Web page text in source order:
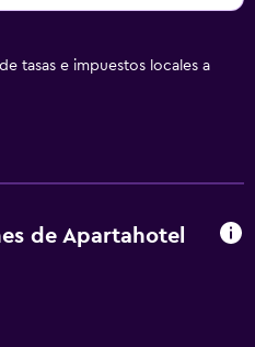
tasas e impuestos locales a
de Apartahotel